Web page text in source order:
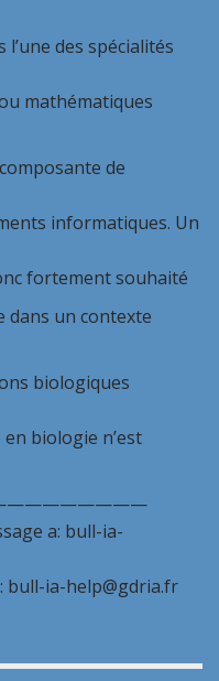
des spécialités
mathématiques
de
informatiques. Un
fortement souhaité
dans un contexte
biologiques
biologie n’est
a: bull-ia-
bull-ia-help@gdria.fr